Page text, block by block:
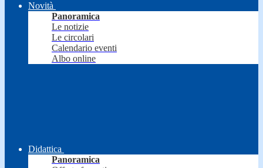
Novità
Panoramica
Le notizie
Le circolari
Calendario eventi
Albo online
Didattica
Panoramica